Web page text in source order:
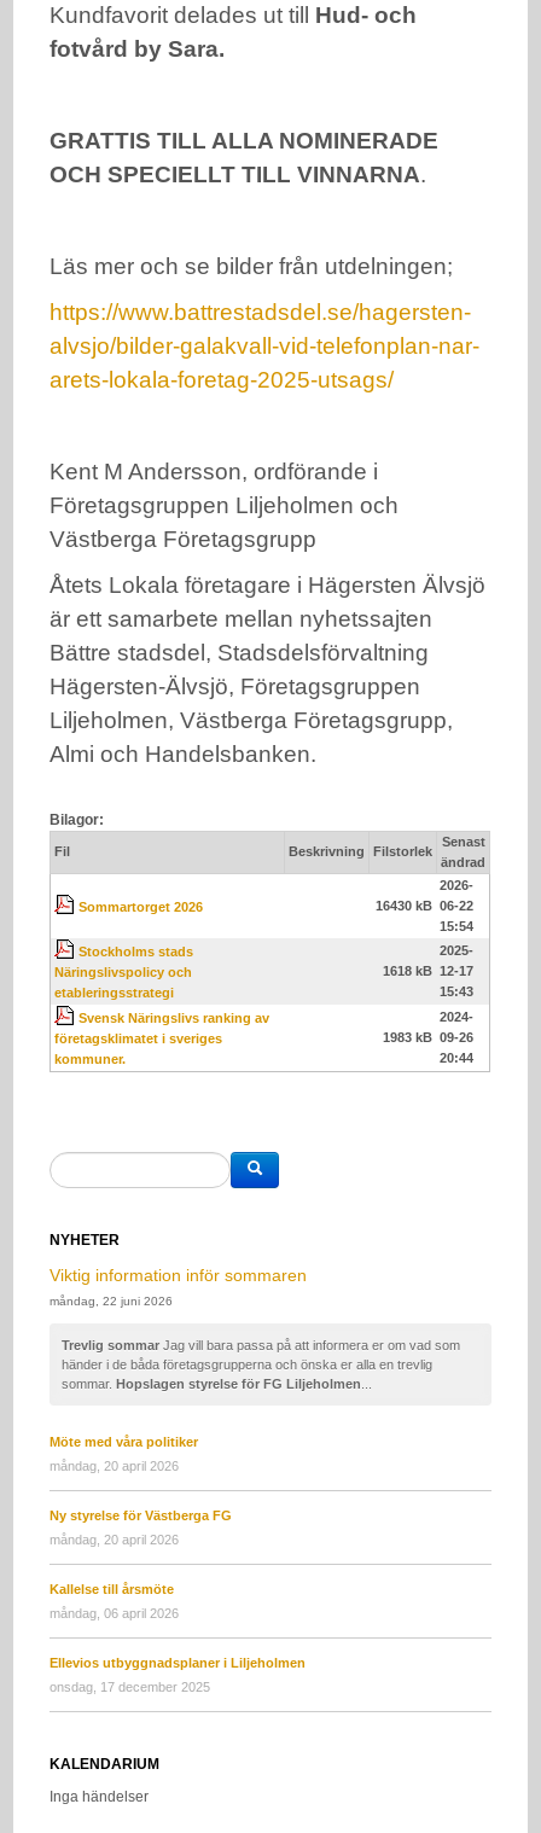
Kundfavorit delades ut till Hud- och
fotvård by Sara.
GRATTIS TILL ALLA NOMINERADE
OCH SPECIELLT TILL VINNARNA.
Läs mer och se bilder från utdelningen;
https://www.battrestadsdel.se/hagersten-
alvsjo/bilder-galakvall-vid-telefonplan-nar-
arets-lokala-foretag-2025-utsags/
Kent M Andersson, ordförande i
Företagsgruppen Liljeholmen och
Västberga Företagsgrupp
Åtets Lokala företagare i Hägersten Älvsjö
är ett samarbete mellan nyhetssajten
Bättre stadsdel, Stadsdelsförvaltning
Hägersten-Älvsjö, Företagsgruppen
Liljeholmen, Västberga Företagsgrupp,
Almi och Handelsbanken.
Bilagor:
Fil Beskrivning Filstorlek
Senast
ändrad
Sommartorget 2026 16430 kB
2026-
06-22
15:54
Stockholms stads
Näringslivspolicy och
etableringsstrategi
1618 kB
2025-
12-17
15:43
Svensk Näringslivs ranking av
företagsklimatet i sveriges
kommuner.
1983 kB
2024-
09-26
20:44
NYHETER
Viktig information inför sommaren
måndag, 22 juni 2026
Trevlig sommar Jag vill bara passa på att informera er om vad som
händer i de båda företagsgrupperna och önska er alla en trevlig
sommar.Hopslagen styrelse för FG Liljeholmen
Möte med våra politiker
måndag, 20 april 2026
Ny styrelse för Västberga FG
måndag, 20 april 2026
Kallelse till årsmöte
måndag, 06 april 2026
Ellevios utbyggnadsplaner i Liljeholmen
onsdag, 17 december 2025
KALENDARIUM
Inga händelser